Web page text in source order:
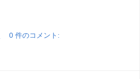
0 件のコメント: